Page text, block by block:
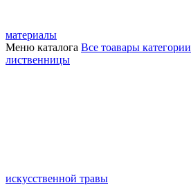
материалы
Меню каталога Все тоавары категории
лиственницы
искусственной травы